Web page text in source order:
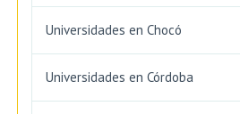
Universidades en Chocó
Universidades en Córdoba